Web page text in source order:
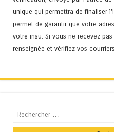
unique qui permettra de finaliser
permet de garantir que votre
votre insu. Si vous ne recevez
renseignée et vérifiez vos
Recherche